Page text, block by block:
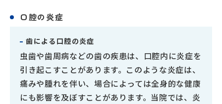
口腔の炎症
歯による口腔の炎症
虫歯や歯周病などの歯の疾患は、口腔内に炎症を
引き起こすことがあります。このような炎症は、
痛みや腫れを伴い、場合によっては全身的な健康
にも影響を及ぼすことがあります。当院では、炎